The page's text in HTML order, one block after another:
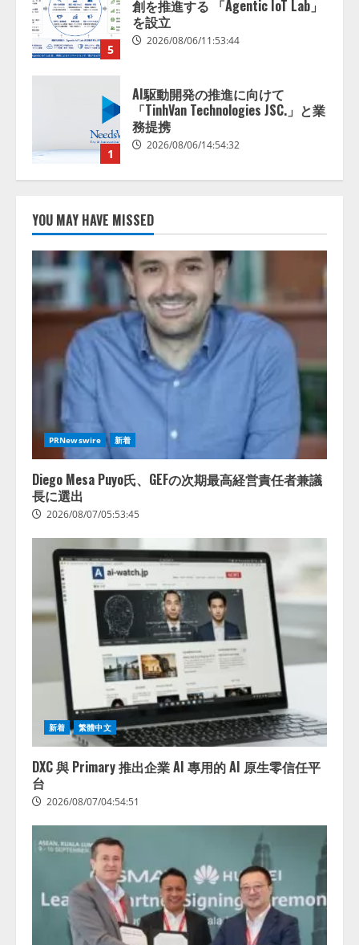
5
創を推進する 「Agentic IoT Lab」
を設立
2026/08/06/11:53:44
1
AI駆動開発の推進に向けて
「TinhVan Technologies JSC.」と業
務提携
2026/08/06/14:54:32
レビCM公開！ 新オプション！ AI
が組織の業務実態を分析し労務改
善を支援。 藤原竜也メイキング
動画公開 「もしAIが自分を分析し
たら、すぐ休めと言われる自信が
ある」「昨年の夏はカブトムシを
捕まえたり、虫と戦ったり…」
2026/08/06/14:54:31
3
アシストAIテラス、ガバナンス機
能を備えたAIエージェントプラッ
トフォーム「QueryPie AIP」を提
供開始
2026/08/06/11:53:44
レアラ、『AIはどの法律事務所を
推薦するのか』について 企業法
務系70事務所×5つのAIで実態調査
を実施
YOU MAY HAVE MISSED
PRNewswire 新着
Diego Mesa Puyo氏、GEFの次期最高経営責任者兼議
長に選出
2026/08/07/05:53:45
新着 繁體中文
DXC 與 Primary 推出企業 AI 專用的 AI 原生零信任平
台
2026/08/07/04:54:51